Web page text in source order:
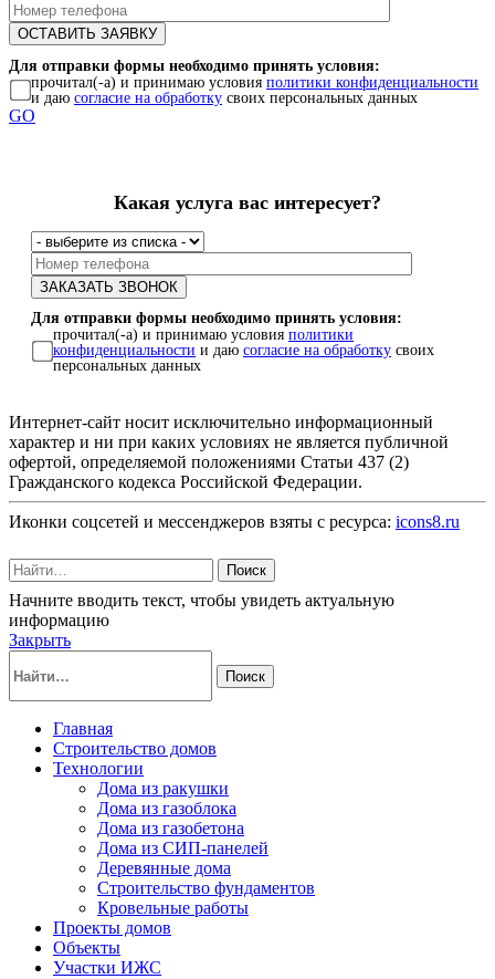
Для отправки формы необходимо принять условия:
прочитал(-а) и принимаю условия политики конфиденциальности
и даю согласие на обработку своих персональных данных
GO
Какая услуга вас интересует?
Для отправки формы необходимо принять условия:
прочитал(-а) и принимаю условия политики
конфиденциальности и даю согласие на обработку своих
персональных данных
Интернет-сайт носит исключительно информационный
характер и ни при каких условиях не является публичной
офертой, определяемой положениями Статьи 437 (2)
Гражданского кодекса Российской Федерации.
Иконки соцсетей и мессенджеров взяты с ресурса: icons8.ru
Поиск
Начните вводить текст, чтобы увидеть актуальную
информацию
Закрыть
Поиск
Главная
Строительство домов
Технологии
Дома из ракушки
Дома из газоблока
Дома из газобетона
Дома из СИП-панелей
Деревянные дома
Строительство фундаментов
Кровельные работы
Проекты домов
Объекты
Участки ИЖС